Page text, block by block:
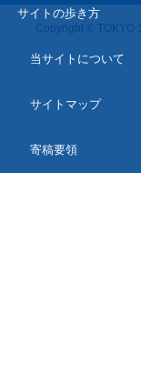
サイトの歩き方
当サイトについて
サイトマップ
寄稿要領
Copyright © TOKYO